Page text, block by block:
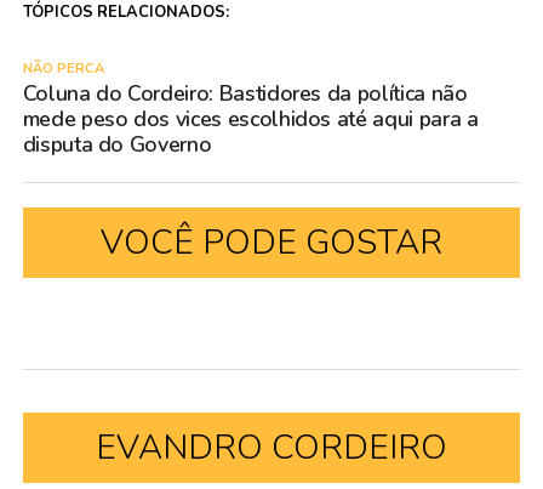
TÓPICOS RELACIONADOS:
NÃO PERCA
Coluna do Cordeiro: Bastidores da política não
mede peso dos vices escolhidos até aqui para a
disputa do Governo
VOCÊ PODE GOSTAR
EVANDRO CORDEIRO